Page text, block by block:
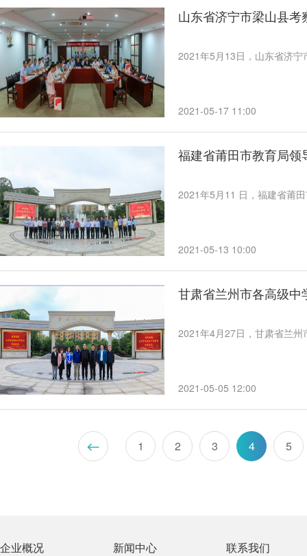
山东省济宁市梁山县
2021年5月13日，山东省济
2021-05-17 11:00
福建省莆田市教育局
2021年5月11 日，福建省莆
2021-05-13 10:00
甘肃省兰州市各高级
2021年4月27日，甘肃省兰
2021-05-05 12:00
1 2 3 4 5
企业概况 新闻中心 联系我们